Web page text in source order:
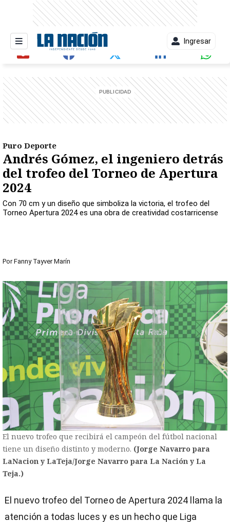
Ingresar
Puro Deporte
Andrés Gómez, el ingeniero detrás
del trofeo del Torneo de Apertura
2024
Con 70 cm y un diseño que simboliza la victoria, el trofeo del
Torneo Apertura 2024 es una obra de creatividad costarricense
Por Fanny Tayver Marín
El nuevo trofeo que recibirá el campeón del fútbol nacional
tiene un diseño distinto y moderno. (Jorge Navarro para
LaNacion y LaTeja/Jorge Navarro para La Nación y La
Teja.)
El nuevo trofeo del Torneo de Apertura 2024 llama la
atención a todas luces y es un hecho que Liga